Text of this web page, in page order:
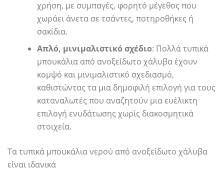
χρήση, με συμπαγές, φορητό μέγεθος που
χωράει άνετα σε τσάντες, ποτηροθήκες ή
σακίδια.
Απλό, μινιμαλιστικό σχέδιο: Πολλά τυπικά
μπουκάλια από ανοξείδωτο χάλυβα έχουν
κομψό και μινιμαλιστικό σχεδιασμό,
καθιστώντας τα μια δημοφιλή επιλογή για τους
καταναλωτές που αναζητούν μια ευέλικτη
επιλογή ενυδάτωσης χωρίς διακοσμητικά
στοιχεία.
Τα τυπικά μπουκάλια νερού από ανοξείδωτο χάλυβα
είναι ιδανικά